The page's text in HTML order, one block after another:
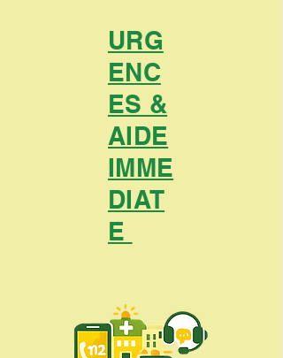
URG
ENC
ES &
AIDE
IMME
DIAT
E